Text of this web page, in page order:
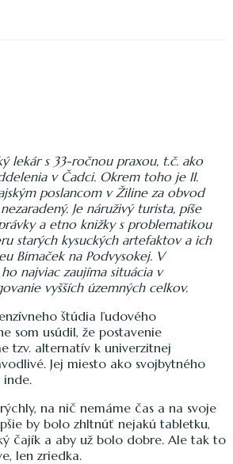
lekár s 33-ročnou praxou, t.č. ako
v Čadci. Okrem toho je II.
poslancom v Žiline za obvod
Je náruživý turista, píše
a etno knižky s problematikou
starých kysuckých artefaktov a ich
Bimaček na Podvysokej. V
najviac zaujíma situácia v
vyšších územných celkov.
štúdia ľudového
som usúdil, že postavenie
tzv. alternatív k univerzitnej
Jej miesto ako svojbytného
inde.
na nič nemáme čas a na svoje
by bolo zhltnúť nejakú tabletku,
čajík a aby už bolo dobre. Ale tak to
len zriedka.